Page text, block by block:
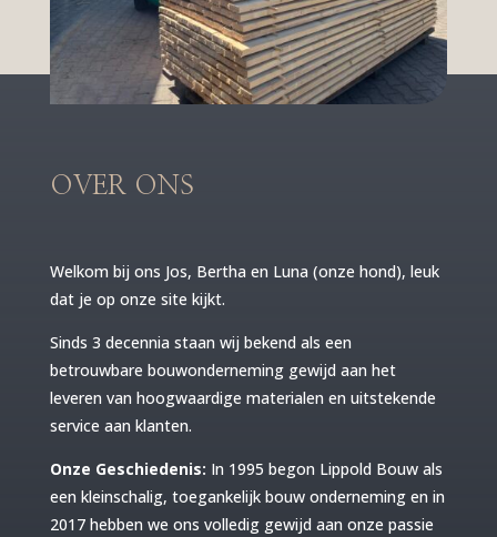
OVER ONS
Welkom bij ons Jos, Bertha en Luna (onze hond), leuk
dat je op onze site kijkt.
Sinds 3 decennia staan wij bekend als een
betrouwbare bouwonderneming gewijd aan het
leveren van hoogwaardige materialen en uitstekende
service aan klanten.
Onze Geschiedenis: In 1995 begon Lippold Bouw als
een kleinschalig, toegankelijk bouw onderneming en in
2017 hebben we ons volledig gewijd aan onze passie